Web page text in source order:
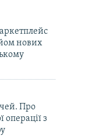
нових
Про
операції з